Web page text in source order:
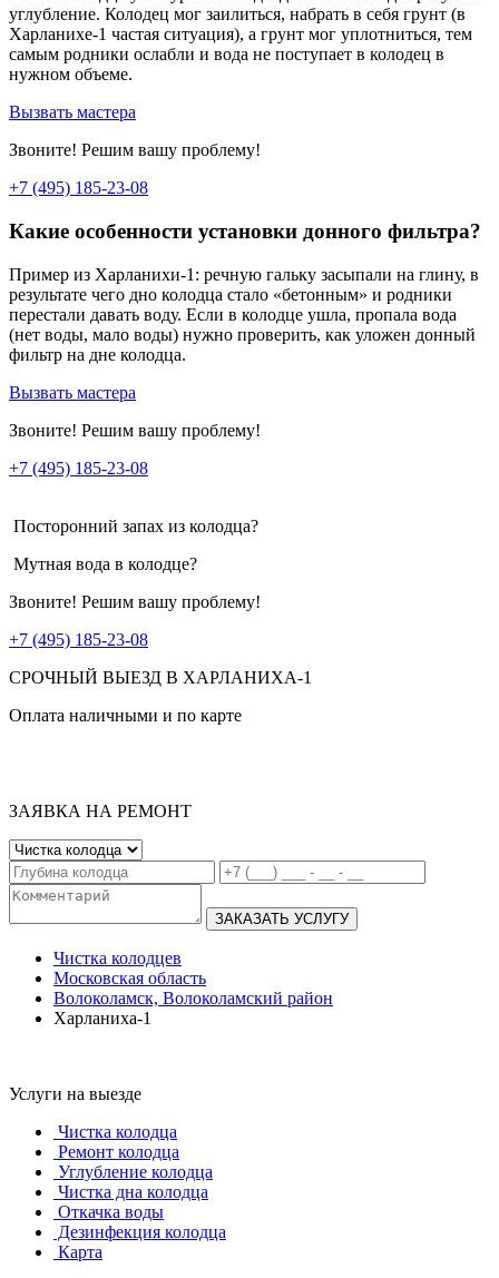
углубление. Колодец мог заилиться, набрать в себя грунт (в
Харланихе-1 частая ситуация), а грунт мог уплотниться, тем
самым родники ослабли и вода не поступает в колодец в
нужном объеме.
Вызвать мастера
Звоните! Решим вашу проблему!
+7 (495) 185-23-08
Какие особенности установки донного фильтра?
Пример из Харланихи-1: речную гальку засыпали на глину, в
результате чего дно колодца стало «бетонным» и родники
перестали давать воду. Если в колодце ушла, пропала вода
(нет воды, мало воды) нужно проверить, как уложен донный
фильтр на дне колодца.
Вызвать мастера
Звоните! Решим вашу проблему!
+7 (495) 185-23-08
Посторонний запах из колодца?
Мутная вода в колодце?
Звоните! Решим вашу проблему!
+7 (495) 185-23-08
СРОЧНЫЙ ВЫЕЗД В ХАРЛАНИХА-1
Оплата наличными и по карте
ЗАЯВКА НА РЕМОНТ
ЗАКАЗАТЬ УСЛУГУ
Чистка колодцев
Московская область
Волоколамск, Волоколамский район
Харланиха-1
Услуги на выезде
Чистка колодца
Ремонт колодца
Углубление колодца
Чистка дна колодца
Откачка воды
Дезинфекция колодца
Карта